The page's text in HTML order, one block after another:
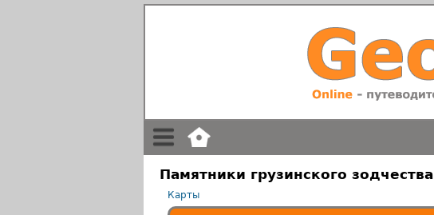
Памятники грузинского зодчества
Карты